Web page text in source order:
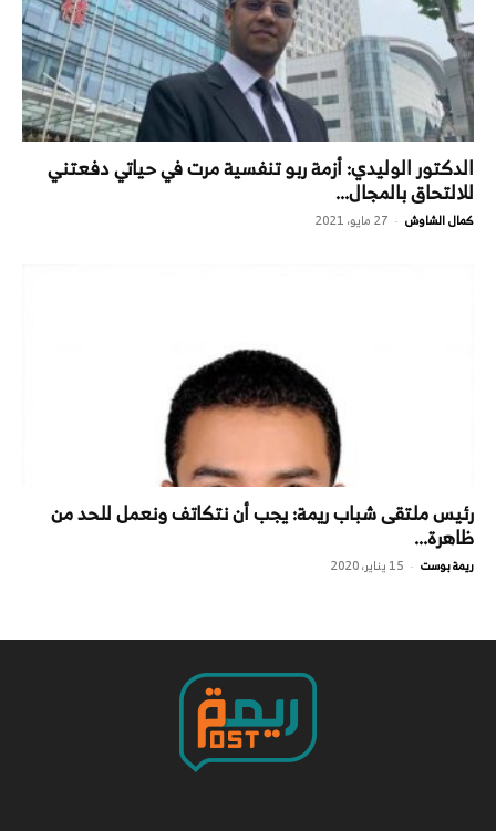
الدكتور الوليدي: أزمة ربو تنفسية مرت في حياتي دفعتني
للالتحاق بالمجال...
كمال الشاوش - 27 مايو، 2021
رئيس ملتقى شباب ريمة: يجب أن نتكاتف ونعمل للحد من
ظاهرة...
ريمة بوست - 15 يناير، 2020